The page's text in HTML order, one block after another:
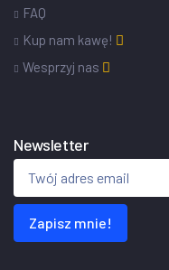
FAQ
Kup nam kawę!
Wesprzyj nas
Newsletter
Zapisz mnie!